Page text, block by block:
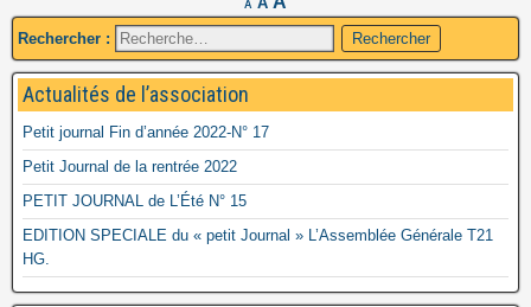
A
Rechercher :
Actualités de l’association
Petit journal Fin d’année 2022-N° 17
Petit Journal de la rentrée 2022
PETIT JOURNAL de L’Été N° 15
EDITION SPECIALE du « petit Journal » L’Assemblée Générale T21
HG.